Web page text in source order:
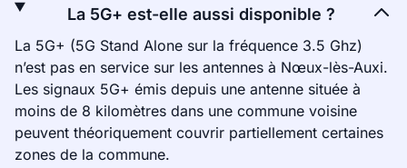
La 5G+ est-elle aussi disponible ?
La 5G+ (5G Stand Alone sur la fréquence 3.5 Ghz)
n’est pas en service sur les antennes à Nœux-lès-Auxi.
Les signaux 5G+ émis depuis une antenne située à
moins de 8 kilomètres dans une commune voisine
peuvent théoriquement couvrir partiellement certaines
zones de la commune.